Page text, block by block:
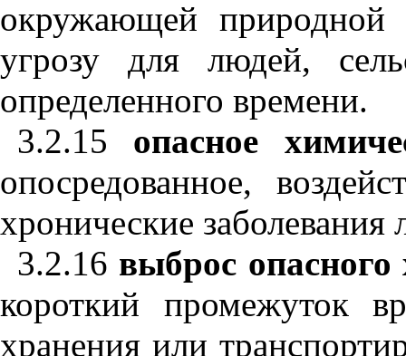
окружающей природной
угрозу для людей,
определенного времени.
3.2.15
опасное
опосредованное,
хронические
3.2.16 выброс
короткий промежуток
хранения или